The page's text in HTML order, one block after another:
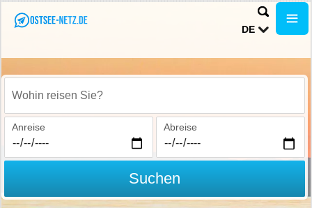
DE
Wohin reisen Sie?
Anreise Abreise
Suchen